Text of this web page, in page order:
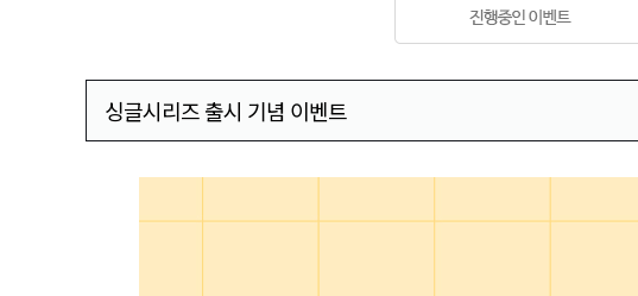
싱글시리즈 출시 기념 이벤트